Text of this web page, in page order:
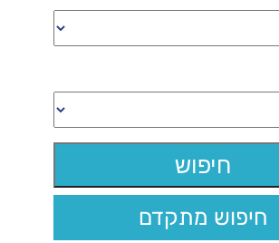
חיפוש מתקדם